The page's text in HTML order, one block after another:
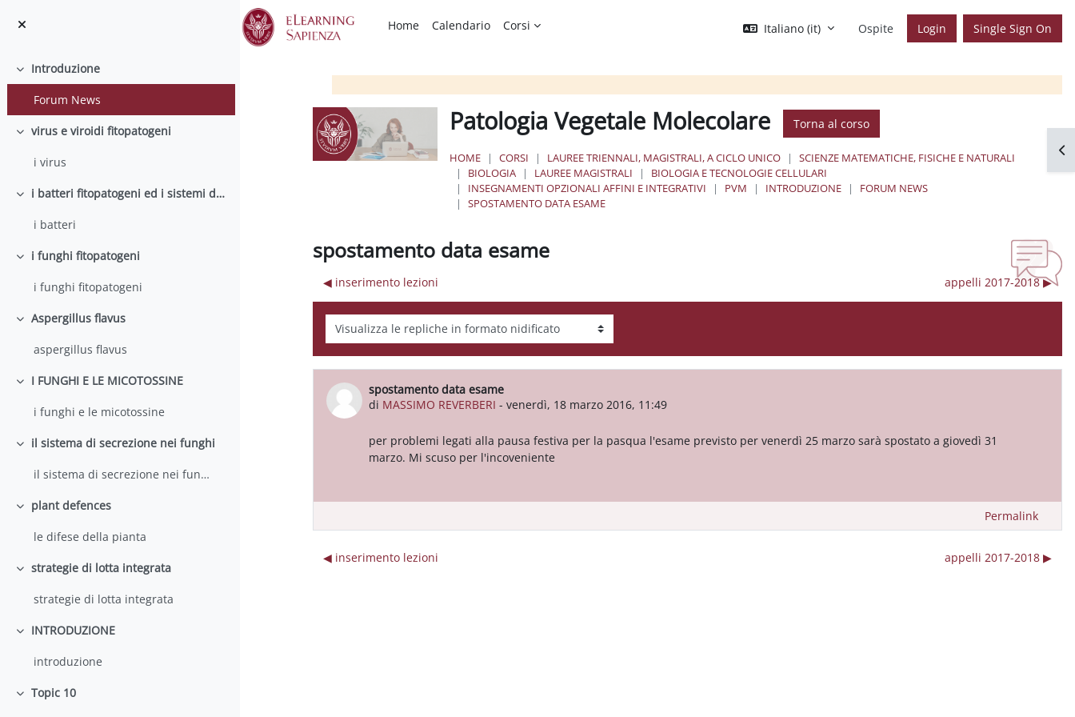
Home
Calendario Corsi Italiano ‎(it)‎ Ospite Login Single Sign On
Minimizza
Introduzione
Forum News
Minimizza
virus e viroidi fitopatogeni
i virus
Minimizza i batteri fitopatogeni ed i sistemi di secrezione
i batteri
Minimizza
i funghi fitopatogeni
i funghi fitopatogeni
Minimizza
Aspergillus flavus
aspergillus flavus
Minimizza
I FUNGHI E LE MICOTOSSINE
i funghi e le micotossine
Minimizza
il sistema di secrezione nei funghi
il sistema di secrezione nei funghi
Minimizza
plant defences
le difese della pianta
Minimizza
strategie di lotta integrata
strategie di lotta integrata
Minimizza
INTRODUZIONE
introduzione
Minimizza
Topic 10
Patologia Vegetale Molecolare Torna al corso
HOME CORSI LAUREE TRIENNALI, MAGISTRALI, A CICLO UNICO
SCIENZE MATEMATICHE, FISICHE E NATURALI
BIOLOGIA
LAUREE MAGISTRALI
BIOLOGIA E TECNOLOGIE CELLULARI
INSEGNAMENTI OPZIONALI AFFINI E INTEGRATIVI
PVM INTRODUZIONE
FORUM NEWS
SPOSTAMENTO DATA ESAME
spostamento data esame
◀︎ inserimento lezioni appelli 2017-2018 ▶︎
Modalità visualizzazione
spostamento data esame
di MASSIMO REVERBERI - venerdì, 18 marzo 2016, 11:49
Numero di risposte: 0
per problemi legati alla pausa festiva per la pasqua l'esame previsto per venerdì 25 marzo sarà spostato a giovedì 31
marzo. Mi scuso per l'incoveniente
Permalink
◀︎ inserimento lezioni appelli 2017-2018 ▶︎